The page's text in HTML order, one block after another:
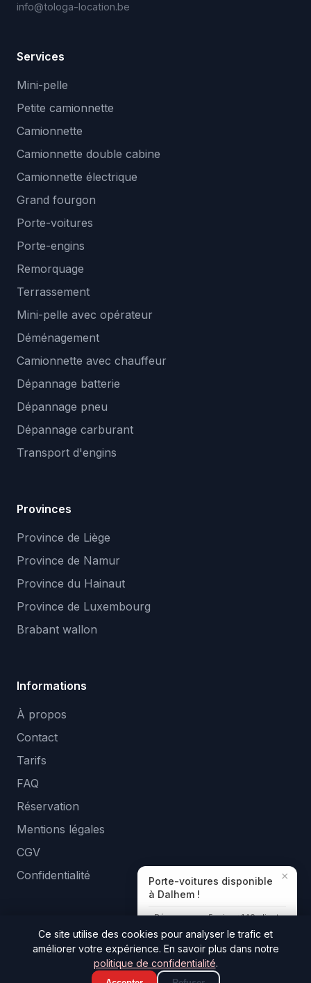
info@tologa-location.be
Services
Mini-pelle
Petite camionnette
Camionnette
Camionnette double cabine
Camionnette électrique
Grand fourgon
Porte-voitures
Porte-engins
Remorquage
Terrassement
Mini-pelle avec opérateur
Déménagement
Camionnette avec chauffeur
Dépannage batterie
Dépannage pneu
Dépannage carburant
Transport d'engins
Provinces
Province de Liège
Province de Namur
Province du Hainaut
Province de Luxembourg
Brabant wallon
Informations
À propos
Contact
Tarifs
FAQ
Réservation
Mentions légales
CGV
Confidentialité
© 2026 Tologa Location. Tous droits réservés. —
Developed byOzapp
×
Porte-voitures disponible
à Dalhem !
Réponse en ~5 min · +140 clients
Ce site utilise des cookies pour analyser le trafic et
améliorer votre expérience. En savoir plus dans notre
politique de confidentialité.